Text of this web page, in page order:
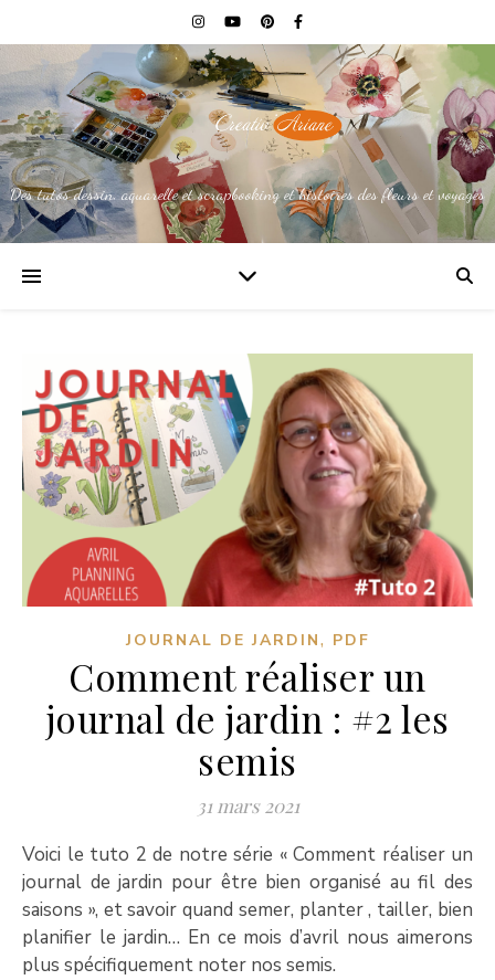
Des tutos dessin, aquarelle et scrapbooking et histoires des fleurs et voyages
JOURNAL DE JARDIN, PDF
Comment réaliser un
journal de jardin : #2 les
semis
31 mars 2021
Voici le tuto 2 de notre série « Comment réaliser un
journal de jardin pour être bien organisé au fil des
saisons », et savoir quand semer, planter , tailler, bien
planifier le jardin… En ce mois d’avril nous aimerons
plus spécifiquement noter nos semis.